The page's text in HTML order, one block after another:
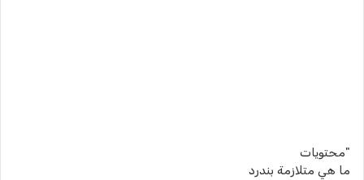
"محتويات
ما هي متلازمة بندرد